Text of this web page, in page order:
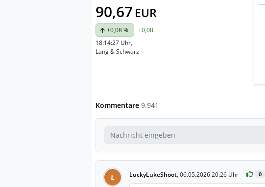
90,67 EUR
+0,08 %
+0,08
18:14:27 Uhr,
Lang & Schwarz
Kommentare 9.941
L LuckyLukeShoot, 06.05.2026 20:26 Uhr 0